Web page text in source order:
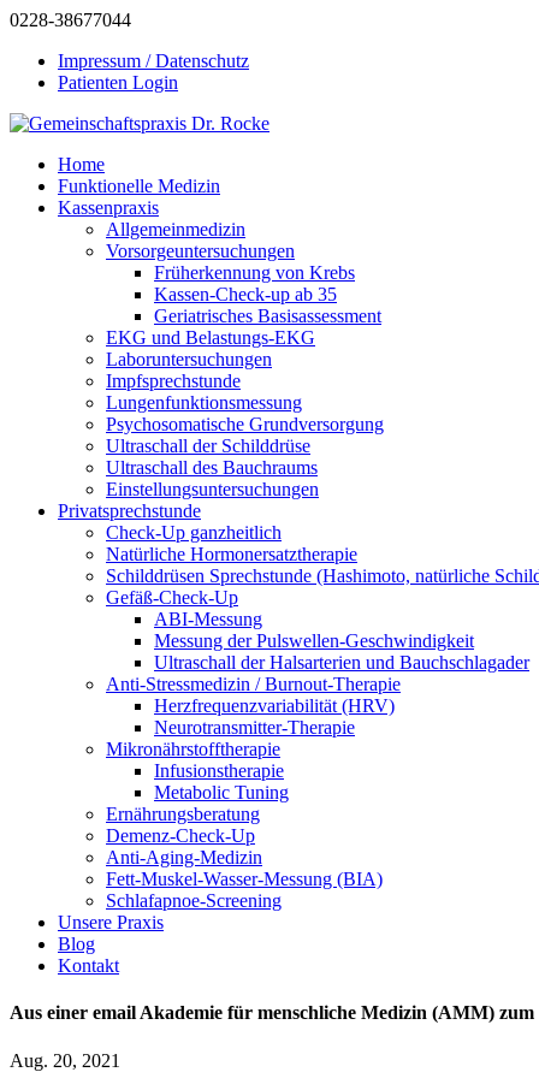
0228-38677044
Impressum / Datenschutz
Patienten Login
Home
Funktionelle Medizin
Kassenpraxis
Allgemeinmedizin
Vorsorgeuntersuchungen
Früherkennung von Krebs
Kassen-Check-up ab 35
Geriatrisches Basisassessment
EKG und Belastungs-EKG
Laboruntersuchungen
Impfsprechstunde
Lungenfunktionsmessung
Psychosomatische Grundversorgung
Ultraschall der Schilddrüse
Ultraschall des Bauchraums
Einstellungsuntersuchungen
Privatsprechstunde
Check-Up ganzheitlich
Natürliche Hormonersatztherapie
Schilddrüsen Sprechstunde (Hashimoto, natürliche
Gefäß-Check-Up
ABI-Messung
Messung der Pulswellen-Geschwindigkeit
Ultraschall der Halsarterien und Bauchschlagader
Anti-Stressmedizin / Burnout-Therapie
Herzfrequenzvariabilität (HRV)
Neurotransmitter-Therapie
Mikronährstofftherapie
Infusionstherapie
Metabolic Tuning
Ernährungsberatung
Demenz-Check-Up
Anti-Aging-Medizin
Fett-Muskel-Wasser-Messung (BIA)
Schlafapnoe-Screening
Unsere Praxis
Blog
Kontakt
Aus einer email Akademie für menschliche Medizin (AMM)
Aug. 20, 2021